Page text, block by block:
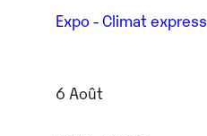
Expo - Climat express
6 Août